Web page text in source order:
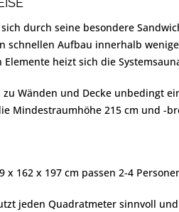
durch seine besondere
schnellen Aufbau innerhalb
heizt sich die
Wänden und Decke unbedingt
Mindestraumhöhe 215 cm und -
162 x 197 cm passen 2-4
jeden Quadratmeter sinnvoll